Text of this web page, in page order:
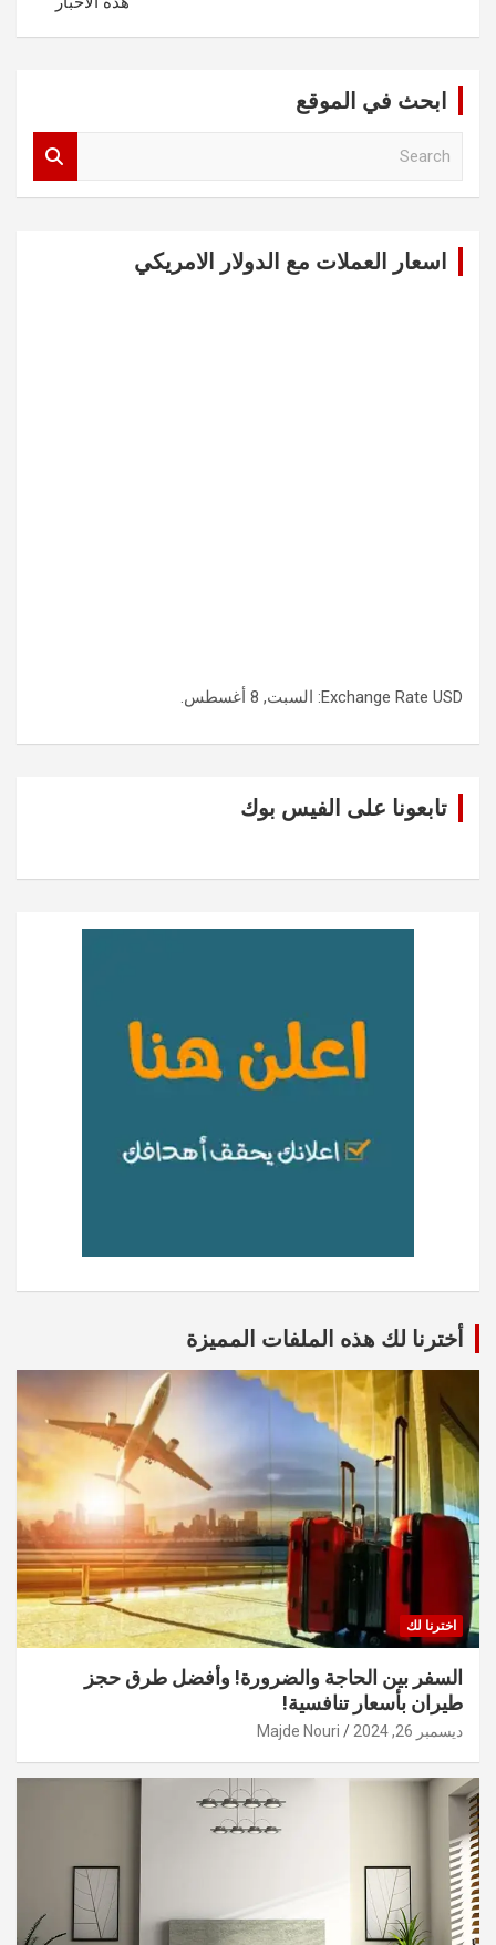
ابحث في الموقع
اسعار العملات مع الدولار الامريكي
Exchange Rate USD : السبت, 8 أغسطس.
تابعونا على الفيس بوك
أخترنا لك هذه الملفات المميزة
اخترنا لك
السفر بين الحاجة والضرورة! وأفضل طرق حجز
طيران بأسعار تنافسية!
ديسمبر 26, 2024 Majde Nouri